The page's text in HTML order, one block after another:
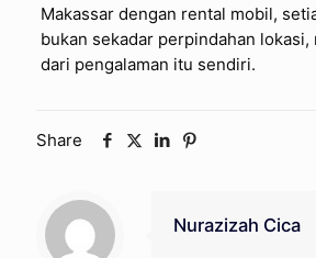
Makassar dengan rental mobil,
bukan sekadar perpindahan lokasi,
dari pengalaman itu sendiri.
Share
Nurazizah Cica